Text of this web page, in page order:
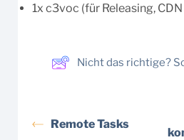
1x c3voc (für Releasing,
Nicht das richtige?
Remote Tasks